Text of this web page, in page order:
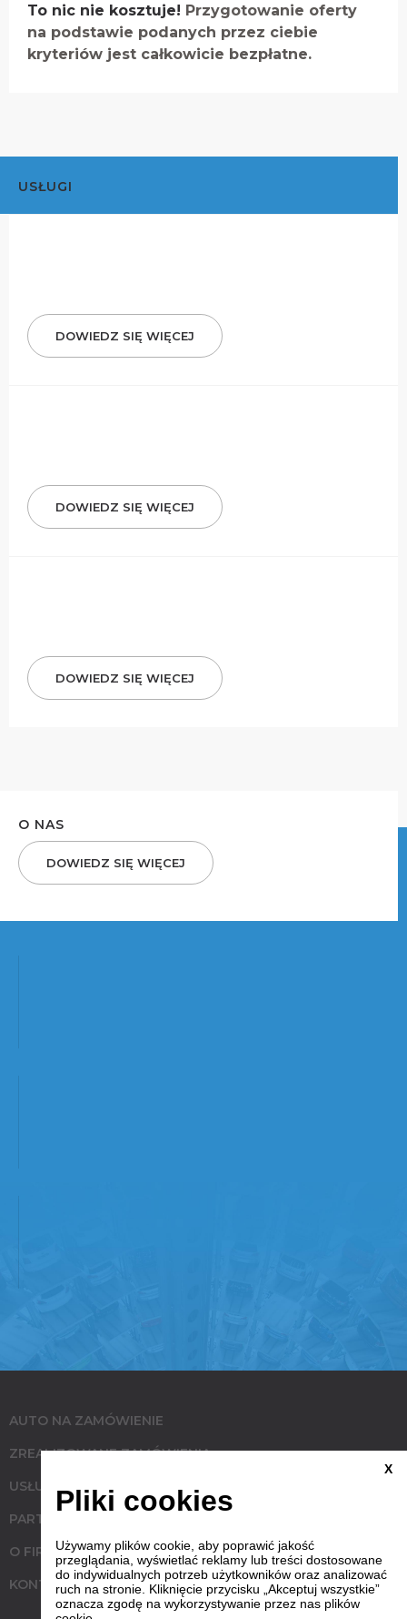
To nic nie kosztuje! Przygotowanie oferty
na podstawie podanych przez ciebie
kryteriów jest całkowicie bezpłatne.
USŁUGI
DOWIEDZ SIĘ WIĘCEJ
DOWIEDZ SIĘ WIĘCEJ
DOWIEDZ SIĘ WIĘCEJ
O NAS
DOWIEDZ SIĘ WIĘCEJ
AUTO NA ZAMÓWIENIE
ZREALIZOWANE ZAMÓWIENIA
USŁUGI
PARTNERZY
O FIRMIE
KONTAKT
X
Pliki cookies
Używamy plików cookie, aby poprawić jakość
przeglądania, wyświetlać reklamy lub treści dostosowane
do indywidualnych potrzeb użytkowników oraz analizować
ruch na stronie. Kliknięcie przycisku „Akceptuj wszystkie”
oznacza zgodę na wykorzystywanie przez nas plików